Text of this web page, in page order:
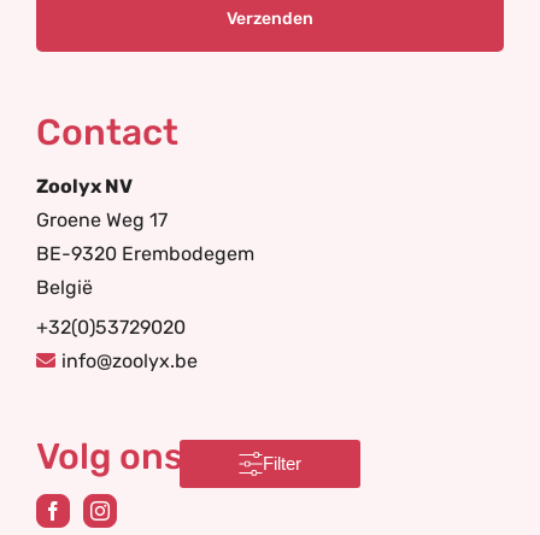
Filter
Contact
Zoolyx NV
Groene Weg 17
BE-9320 Erembodegem
België
+32(0)53729020
info@zoolyx.be
Volg ons